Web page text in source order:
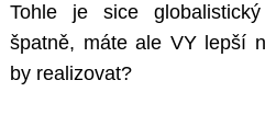
Tohle je sice
špatně, máte ale VY lepší
by realizovat?